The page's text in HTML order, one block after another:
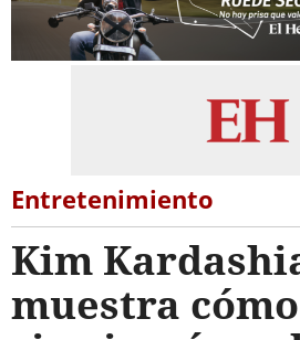
Entretenimiento
Kim
muestra